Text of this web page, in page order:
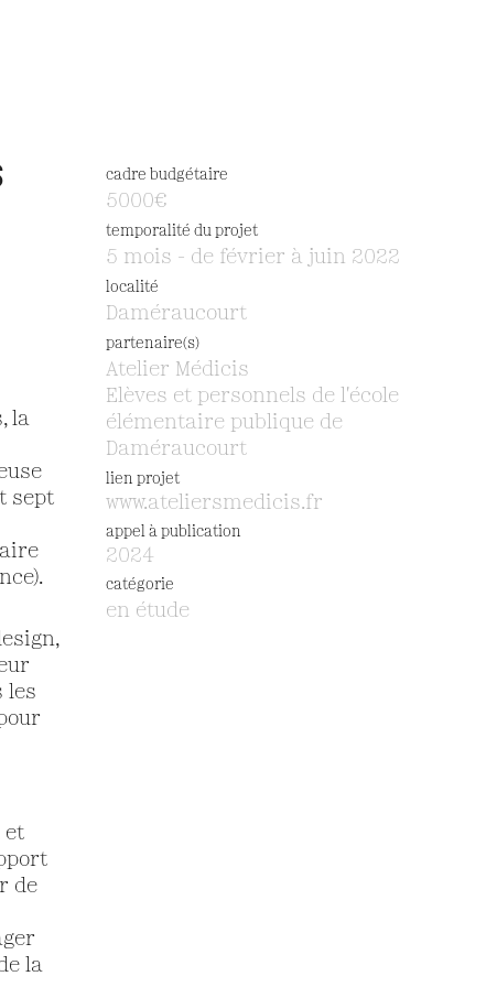
la
sept
les
et
de
la
cadre budgétaire
5000€
temporalité du projet
5 mois - de février à juin 2022
localité
Daméraucourt
partenaire(s)
Atelier Médicis
Elèves et personnels de l'école
élémentaire publique de
Daméraucourt
lien projet
www.ateliersmedicis.fr
appel à publication
2024
catégorie
en étude